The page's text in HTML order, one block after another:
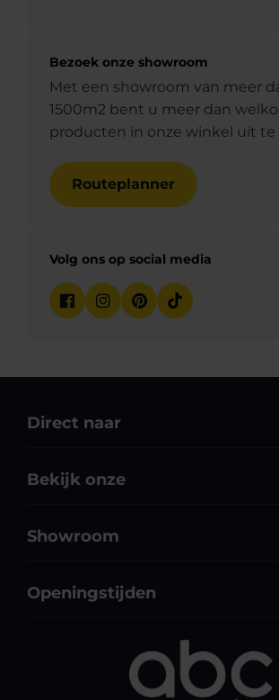
Bezoek onze showroom
Met een showroom van meer
1500m2 bent u meer dan
producten in onze winkel uit te
Routeplanner
Volg ons op social media
Direct naar
Bekijk onze
Showroom
Openingstijden